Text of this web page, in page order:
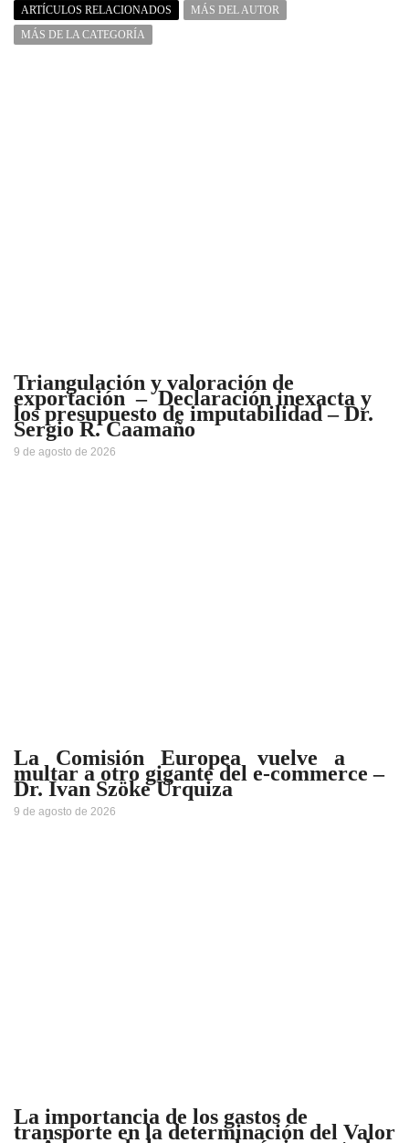
ARTÍCULOS RELACIONADOS
MÁS DEL AUTOR
MÁS DE LA CATEGORÍA
Triangulación y valoración de
exportación – Declaración inexacta y
los presupuesto de imputabilidad – Dr.
Sergio R. Caamaño
9 de agosto de 2026
La Comisión Europea vuelve a
multar a otro gigante del e-commerce –
Dr. Ivan Szöke Urquiza
9 de agosto de 2026
La importancia de los gastos de
transporte en la determinación del Valor